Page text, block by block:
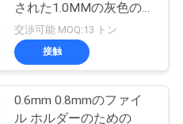
された1.0MMの灰色の
Chipboard
交渉可能 MOQ:13 トン
接触
0.6mm 0.8mmのファイ
ル ホルダーのための